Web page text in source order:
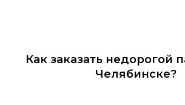
Как заказать недорогой
Челябинске?